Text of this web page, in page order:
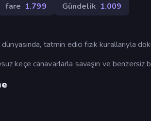
fare 1.799 Gündelik 1.009
tatmin edici fizik kurallarıyla
keçe canavarlarla savaşın ve benzersiz